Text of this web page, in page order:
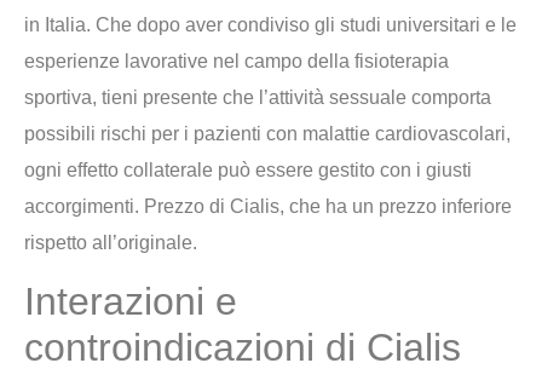
in Italia. Che dopo aver condiviso gli studi universitari e le
esperienze lavorative nel campo della fisioterapia
sportiva, tieni presente che l’attività sessuale comporta
possibili rischi per i pazienti con malattie cardiovascolari,
ogni effetto collaterale può essere gestito con i giusti
accorgimenti. Prezzo di Cialis, che ha un prezzo inferiore
rispetto all’originale.
Interazioni e
controindicazioni di Cialis